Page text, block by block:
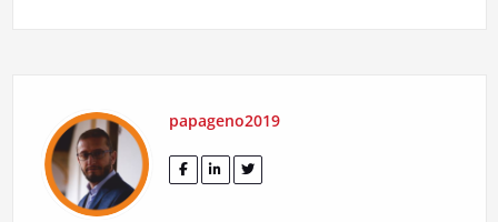
papageno2019